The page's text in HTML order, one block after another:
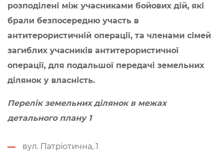
розподілені між учасниками бойових дій, які
брали безпосередню участь в
антитерористичній операції, та членами сімей
загиблих учасників антитерористичної
операції, для подальшої передачі земельних
ділянок у власність.
Перелік земельних ділянок в межах
детального плану 1
вул. Патріотична, 1